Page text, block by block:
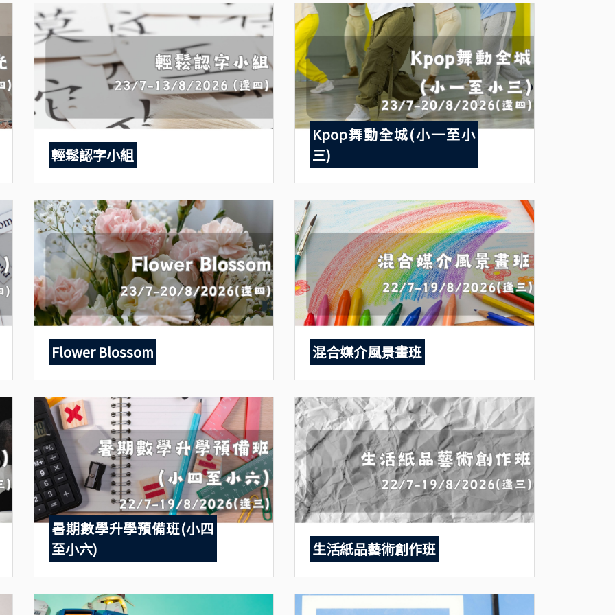
輕鬆認字小組
Kpop舞動全城(小一至小
三)
Flower Blossom 混合媒介風景畫班
暑期數學升學預備班(小四
至小六)
生活紙品藝術創作班